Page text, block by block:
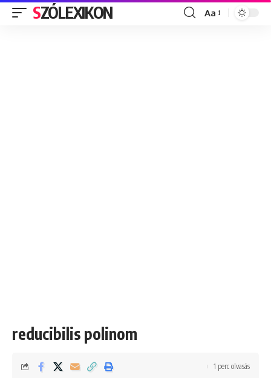
SZÓLEXIKON
Font
Aa
reducibilis polinom
1 perc olvasás